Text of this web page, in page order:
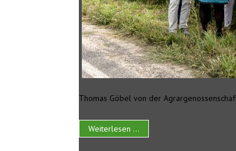
Thomas Göbel von der
Weiterlesen ...